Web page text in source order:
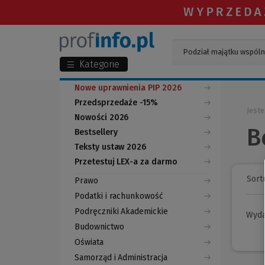
Kategorie
Nowe uprawnienia PIP 2026
Przedsprzedaże -15%
Nowości 2026
Bestsellery
Teksty ustaw 2026
Przetestuj LEX-a za darmo
(Nowe
okno)
(Link
do
innej
strony)
Prawo
Podatki i rachunkowość
Podręczniki Akademickie
Budownictwo
Oświata
Samorząd i Administracja